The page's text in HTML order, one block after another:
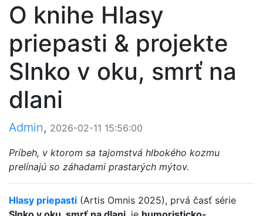
O knihe Hlasy
priepasti & projekte
Slnko v oku, smrť na
dlani
Admin, 2026-02-11 15:56:00
Príbeh, v ktorom sa tajomstvá hlbokého kozmu
prelínajú so záhadami prastarých mýtov.
Hlasy priepasti (Artis Omnis 2025), prvá časť série